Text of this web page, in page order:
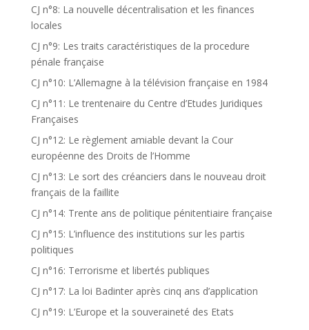
CJ n°8: La nouvelle décentralisation et les finances
locales
CJ n°9: Les traits caractéristiques de la procedure
pénale française
CJ n°10: L’Allemagne à la télévision française en 1984
CJ n°11: Le trentenaire du Centre d’Etudes Juridiques
Françaises
CJ n°12: Le règlement amiable devant la Cour
européenne des Droits de l’Homme
CJ n°13: Le sort des créanciers dans le nouveau droit
français de la faillite
CJ n°14: Trente ans de politique pénitentiaire française
CJ n°15: L’influence des institutions sur les partis
politiques
CJ n°16: Terrorisme et libertés publiques
CJ n°17: La loi Badinter après cinq ans d’application
CJ n°19: L’Europe et la souveraineté des Etats